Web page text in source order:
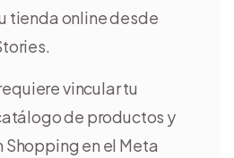
tienda online desde
vincular tu
de productos y
en el Meta